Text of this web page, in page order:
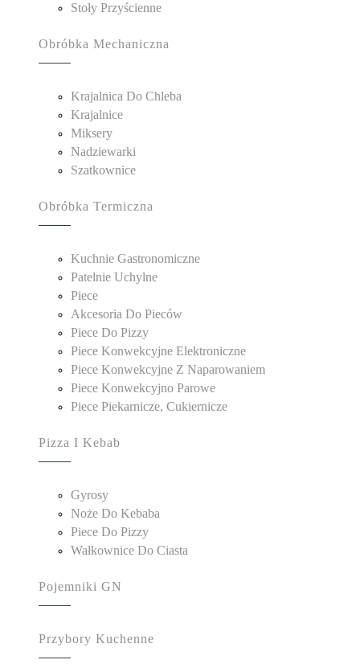
Stoły Przyścienne
Obróbka Mechaniczna
Krajalnica Do Chleba
Krajalnice
Miksery
Nadziewarki
Szatkownice
Obróbka Termiczna
Kuchnie Gastronomiczne
Patelnie Uchylne
Piece
Akcesoria Do Pieców
Piece Do Pizzy
Piece Konwekcyjne Elektroniczne
Piece Konwekcyjne Z Naparowaniem
Piece Konwekcyjno Parowe
Piece Piekarnicze, Cukiernicze
Pizza I Kebab
Gyrosy
Noże Do Kebaba
Piece Do Pizzy
Wałkownice Do Ciasta
Pojemniki GN
Przybory Kuchenne